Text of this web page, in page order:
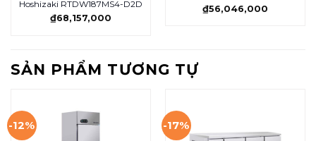
Hoshizaki RTDW187MS4-D2D
₫68,157,000
₫56,046,000
SẢN PHẨM TƯƠNG TỰ
-12% -17%